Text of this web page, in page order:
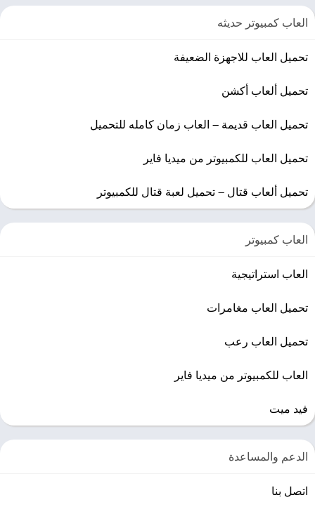
العاب كمبيوتر حديثه
تحميل العاب للاجهزة الضعيفة
تحميل ألعاب أكشن
تحميل العاب قديمة – العاب زمان كامله للتحميل
تحميل العاب للكمبيوتر من ميديا فاير
تحميل ألعاب قتال – تحميل لعبة قتال للكمبيوتر
العاب كمبيوتر
العاب استراتيجية
تحميل العاب مغامرات
تحميل العاب رعب
العاب للكمبيوتر من ميديا فاير
فيد ميت
الدعم والمساعدة
اتصل بنا